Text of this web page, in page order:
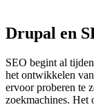
Drupal en
SEO begint al
het ontwikkelen
ervoor proberen te
zoekmachines. Het